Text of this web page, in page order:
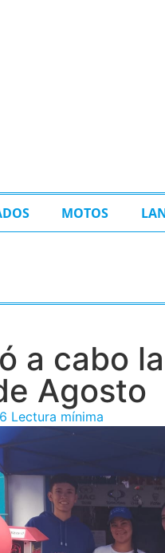
MOTOS
a cabo
Agosto
6 Lectura mínima